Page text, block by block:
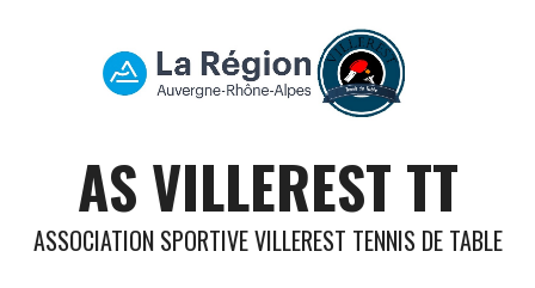
AS VILLEREST TT
ASSOCIATION SPORTIVE VILLEREST TENNIS DE TABLE